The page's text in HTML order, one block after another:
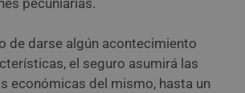
de darse algún acontecimiento
el seguro asumirá las
económicas del mismo, hasta un